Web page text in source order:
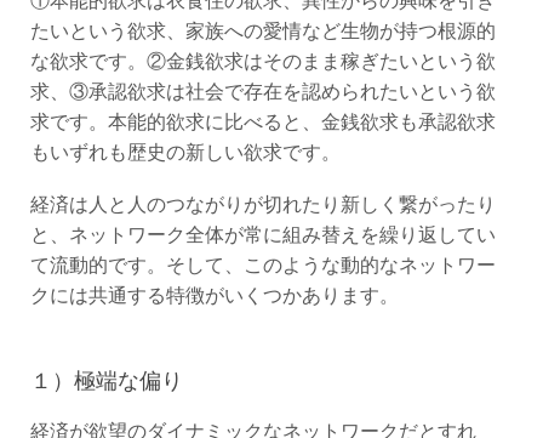
たいという欲求、家族への愛情など生物が持つ根源的
な欲求です。②金銭欲求はそのまま稼ぎたいという欲
求、③承認欲求は社会で存在を認められたいという欲
求です。本能的欲求に比べると、金銭欲求も承認欲求
もいずれも歴史の新しい欲求です。
と、ネットワーク全体が常に組み替えを繰り返してい
て流動的です。そして、このような動的なネットワー
クには共通する特徴がいくつかあります。